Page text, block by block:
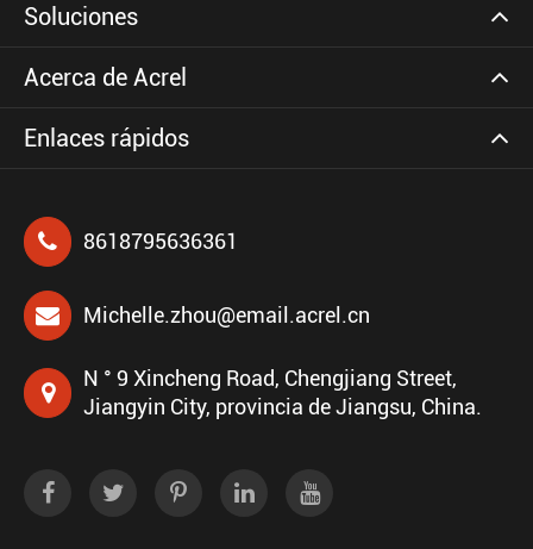
Soluciones
Acerca de Acrel
Enlaces rápidos
8618795636361
Michelle.zhou@email.acrel.cn
N ° 9 Xincheng Road, Chengjiang Street,
Jiangyin City, provincia de Jiangsu, China.